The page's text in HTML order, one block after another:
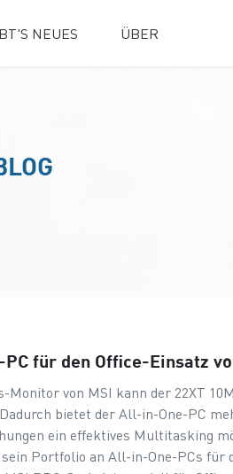
NEUES ÜBER
für den Office-Einsatz
Monitor von MSI kann der 22XT
bietet der All-in-One-PC
ein effektives Multitasking
Portfolio an All-in-One-PCs für